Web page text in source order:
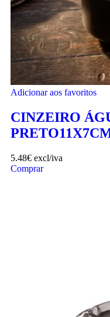
Adicionar aos favoritos
CINZEIRO
5.48€ excl/iva
Comprar